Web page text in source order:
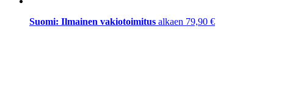
Suomi: Ilmainen vakiotoimitus alkaen 79,90 €